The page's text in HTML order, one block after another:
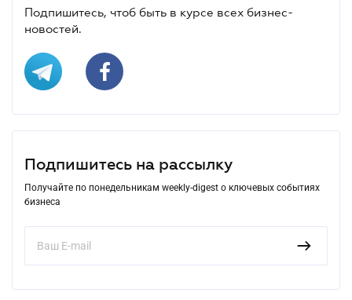
Подпишитесь, чтоб быть в курсе всех бизнес-
новостей.
Подпишитесь на рассылку
Получайте по понедельникам weekly-digest о ключевых событиях
бизнеса